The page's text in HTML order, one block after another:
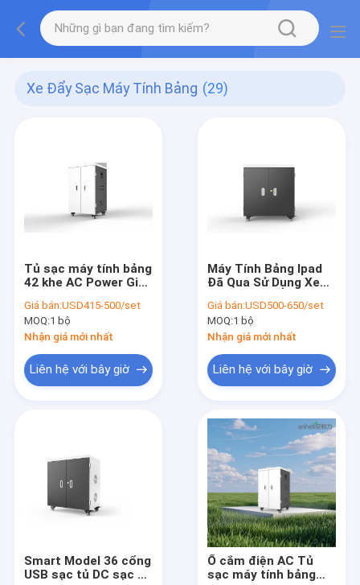
Xe Đẩy Sạc Máy Tính Bảng (29)
Tủ sạc máy tính bảng
42 khe AC Power Giỏ
Giá bán:USD415-500/set
MOQ:1 bộ
Nhận giá mới nhất
Liên hệ với bây giờ
Máy Tính Bảng Ipad
Đã Qua Sử Dụng Xe
Sạc
Giá bán:USD500-650/set
MOQ:1 bộ
Nhận giá mới nhất
Liên hệ với bây giờ
Smart Model 36 cổng
USB sạc tủ DC sạc xe
Ổ cắm điện AC Tủ
sạc máy tính bảng